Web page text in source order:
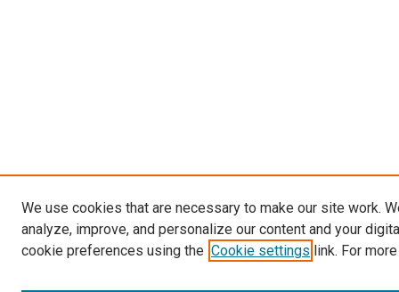
We use cookies that are necessary to make our site work.
analyze, improve, and personalize our content and your
cookie preferences using the Cookie settings link. For